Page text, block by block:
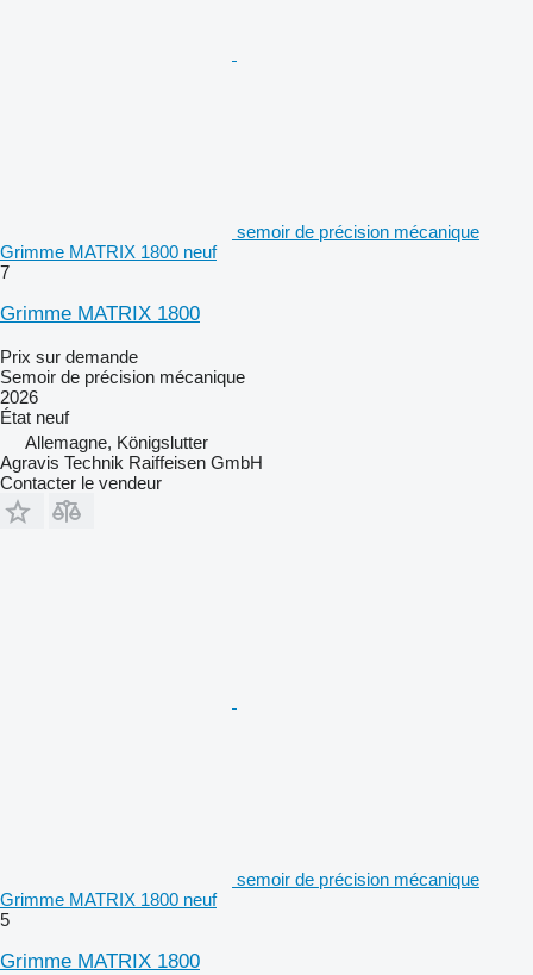
semoir de précision mécanique
Grimme MATRIX 1800 neuf
7
Grimme MATRIX 1800
Prix sur demande
Semoir de précision mécanique
2026
État neuf
Allemagne, Königslutter
Agravis Technik Raiffeisen GmbH
Contacter le vendeur
semoir de précision mécanique
Grimme MATRIX 1800 neuf
5
Grimme MATRIX 1800